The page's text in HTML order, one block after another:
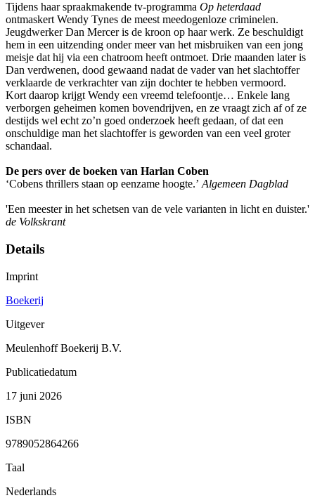
Tijdens haar spraakmakende tv-programma Op heterdaad
ontmaskert Wendy Tynes de meest meedogenloze criminelen.
Jeugdwerker Dan Mercer is de kroon op haar werk. Ze beschuldigt
hem in een uitzending onder meer van het misbruiken van een jong
meisje dat hij via een chatroom heeft ontmoet. Drie maanden later is
Dan verdwenen, dood gewaand nadat de vader van het slachtoffer
verklaarde de verkrachter van zijn dochter te hebben vermoord.
Kort daarop krijgt Wendy een vreemd telefoontje… Enkele lang
verborgen geheimen komen bovendrijven, en ze vraagt zich af of ze
destijds wel echt zo’n goed onderzoek heeft gedaan, of dat een
onschuldige man het slachtoffer is geworden van een veel groter
schandaal.
De pers over de boeken van Harlan Coben
‘Cobens thrillers staan op eenzame hoogte.’Algemeen Dagblad
'Een meester in het schetsen van de vele varianten in licht en duister.'
de Volkskrant
Details
Imprint
Boekerij
Uitgever
Meulenhoff Boekerij B.V.
Publicatiedatum
17 juni 2026
ISBN
9789052864266
Taal
Nederlands